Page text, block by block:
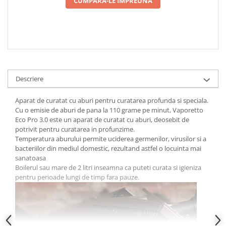
Descriere
Aparat de curatat cu aburi pentru curatarea profunda si speciala.
Cu o emisie de aburi de pana la 110 grame pe minut, Vaporetto
Eco Pro 3.0 este un aparat de curatat cu aburi, deosebit de
potrivit pentru curatarea in profunzime.
Temperatura aburului permite uciderea germenilor, virusilor si a
bacteriilor din mediul domestic, rezultand astfel o locuinta mai
sanatoasa
Boilerul sau mare de 2 litri inseamna ca puteti curata si igieniza
pentru perioade lungi de timp fara pauze.